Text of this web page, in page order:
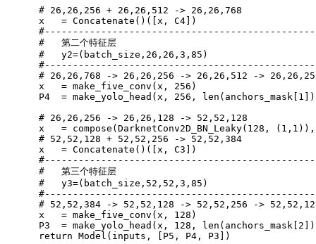
# 26,26,256 + 26,26,512 -> 26,26,768
    x
= Concatenate ( ) ( x , C4
)
#   第二个特征层
#   y2=(batch_size,26,26,3,85)
# 26,26,768 -> 26,26,256 -> 26,26,512 ->
    x
= make_five_conv ( x , 256 )
    P4
= make_yolo_head ( x , 256 , len ( anchors_mask 1
)
# 26,26,256 -> 26,26,128 -> 52,52,128
    x
= compose ( DarknetConv2D_BN_Leaky( 128 , ( 1 , 1 ) ) ,
# 52,52,128 + 52,52,256 -> 52,52,384
    x
= Concatenate ( ) ( x , C3
)
#   第三个特征层
#   y3=(batch_size,52,52,3,85)
# 52,52,384 -> 52,52,128 -> 52,52,256 ->
    x
= make_five_conv ( x , 128 )
    P3
= make_yolo_head ( x , 128 , len ( anchors_mask 2
)
return Model ( inputs , P5 , P4 , P3 )